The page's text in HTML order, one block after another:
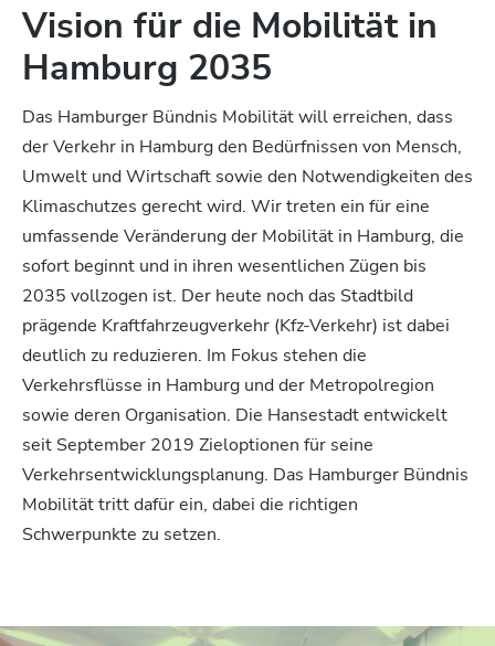
Vision für die Mobilität in
Hamburg 2035
Das Hamburger Bündnis Mobilität will erreichen, dass
der Verkehr in Hamburg den Bedürfnissen von Mensch,
Umwelt und Wirtschaft sowie den Notwendigkeiten des
Klimaschutzes gerecht wird. Wir treten ein für eine
umfassende Veränderung der Mobilität in Hamburg, die
sofort beginnt und in ihren wesentlichen Zügen bis
2035 vollzogen ist. Der heute noch das Stadtbild
prägende Kraftfahrzeugverkehr (Kfz-Verkehr) ist dabei
deutlich zu reduzieren. Im Fokus stehen die
Verkehrsflüsse in Hamburg und der Metropolregion
sowie deren Organisation. Die Hansestadt entwickelt
seit September 2019 Zieloptionen für seine
Verkehrsentwicklungsplanung. Das Hamburger Bündnis
Mobilität tritt dafür ein, dabei die richtigen
Schwerpunkte zu setzen.